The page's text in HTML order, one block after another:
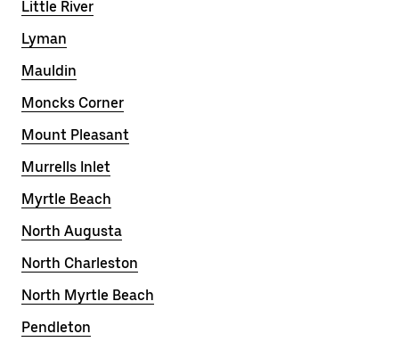
Little River
Lyman
Mauldin
Moncks Corner
Mount Pleasant
Murrells Inlet
Myrtle Beach
North Augusta
North Charleston
North Myrtle Beach
Pendleton